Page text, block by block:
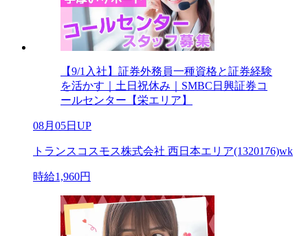
【9/1入社】証券外務員一種資格と証券経験
を活かす｜土日祝休み｜SMBC日興証券コ
ールセンター【栄エリア】
08月05日UP
トランスコスモス株式会社 西日本エリア(1320176)wk
時給1,960円